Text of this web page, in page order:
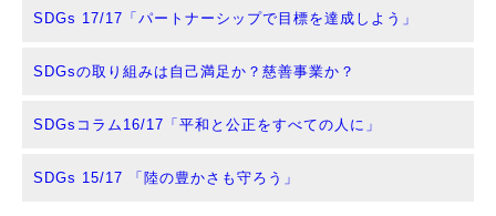
SDGs 17/17「パートナーシップで目標を達成しよう」
SDGsの取り組みは自己満足か？慈善事業か？
SDGsコラム16/17「平和と公正をすべての人に」
SDGs 15/17 「陸の豊かさも守ろう」